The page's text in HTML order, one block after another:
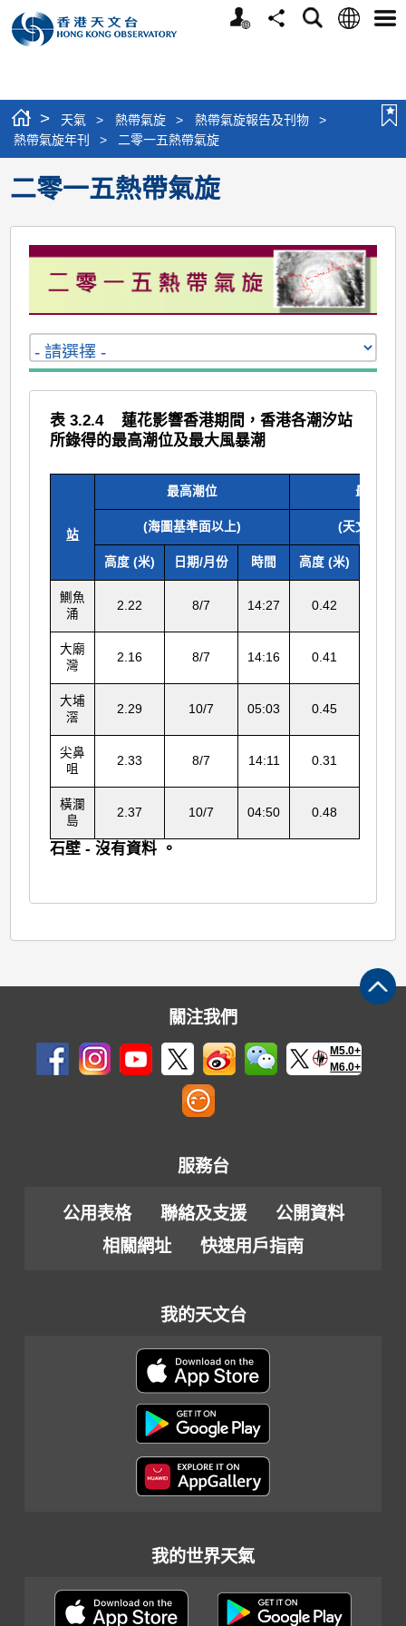
個
分
搜
語
選
> 天氣 > 熱帶氣旋 > 熱帶氣旋報告及刊物
>
熱帶氣旋年刊
> 二零一五熱帶氣旋
二零一五熱帶氣旋
表 3.2.4 蓮花影響香港期間，香港各潮汐站
所錄得的最高潮位及最大風暴潮
站
最高潮位 最大風
(海圖基準面以上) (天文潮高
高度 (米) 日期/月份 時間 高度 (米)
鰂魚
涌
2.22 8/7 14:27 0.42
大廟
灣
2.16 8/7 14:16 0.41
大埔
滘
2.29 10/7 05:03 0.45
尖鼻
咀
2.33 8/7 14:11 0.31
橫瀾
島
2.37 10/7 04:50 0.48
石壁 - 沒有資料 。
關注我們
M5.0+
M6.0+
服務台
公用表格 聯絡及支援
公開資料
相關網址
快速用戶指南
我的天文台
我的世界天氣